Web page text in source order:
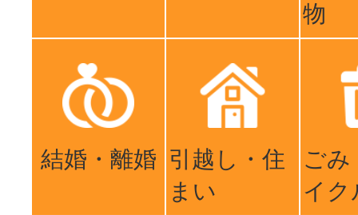
物
結婚・離婚 引越し・住
まい
ごみ
イク